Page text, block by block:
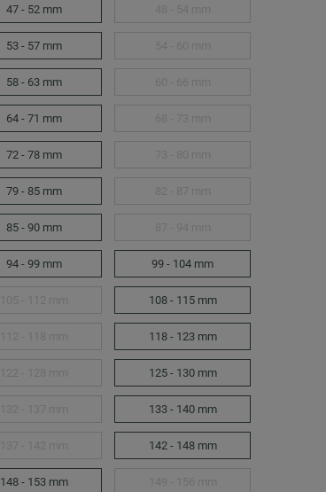
47 - 52 mm
53 - 57 mm
58 - 63 mm
64 - 71 mm
72 - 78 mm
79 - 85 mm
85 - 90 mm
94 - 99 mm 99 - 104 mm
108 - 115 mm
118 - 123 mm
125 - 130 mm
133 - 140 mm
142 - 148 mm
148 - 153 mm